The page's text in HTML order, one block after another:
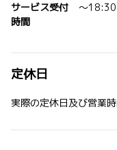
サービス受付
時間
～
定休日
実際の定休日及び営業